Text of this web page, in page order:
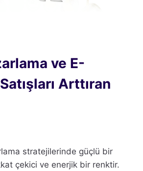
ve E-
Arttıran
stratejilerinde güçlü bir
çekici ve enerjik bir renktir.